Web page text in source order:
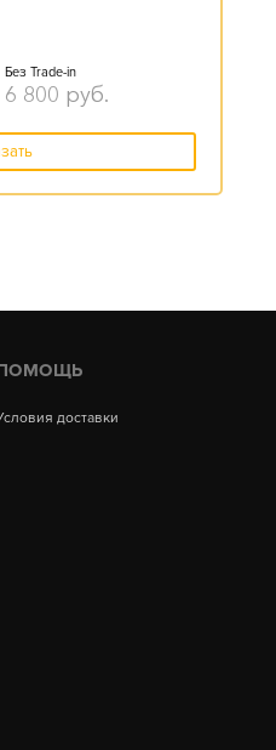
Без Trade-in
6 800 руб.
доставки